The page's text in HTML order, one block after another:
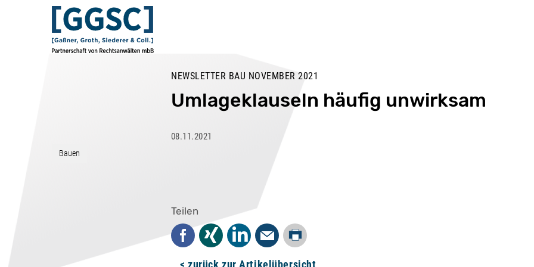
NEWSLETTER BAU NOVEMBER 2021
Umlageklauseln häufig unwirksam
08.11.2021
Bauen
Teilen
Facebook
Xing LinkedInMail
Drucken
< zurück zur Artikelübersicht